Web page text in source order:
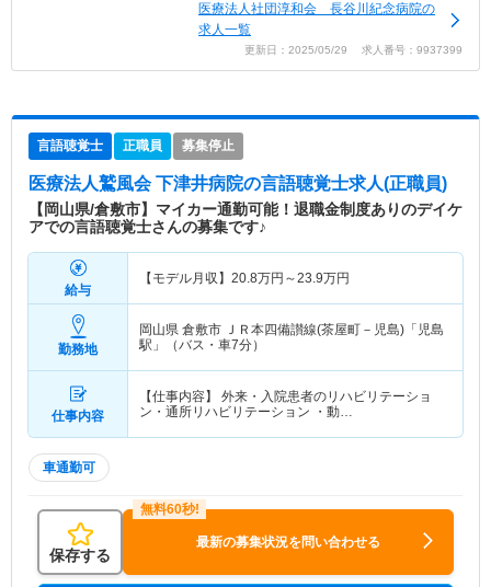
医療法人社団淳和会 長谷川紀念病院の
求人一覧
更新日：2025/05/29 求人番号：9937399
言語聴覚士 正職員 募集停止
医療法人鷲風会 下津井病院の言語聴覚士求人(正職員)
【岡山県/倉敷市】マイカー通勤可能！退職金制度ありのデイケ
アでの言語聴覚士さんの募集です♪
給与
【モデル月収】 20.8万円～23.9万円
勤務地
岡山県 倉敷市 ＪＲ本四備讃線(茶屋町－児島)「児島
駅」（バス・車7分）
仕事内容
【仕事内容】 外来・入院患者のリハビリテーショ
ン・通所リハビリテーション ・動…
車通勤可
保存する
最新の募集状況を問い合わせる